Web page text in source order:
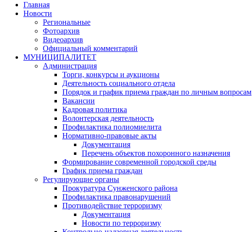
Главная
Новости
Региональные
Фотоархив
Видеоархив
Официальный комментарий
МУНИЦИПАЛИТЕТ
Администрация
Торги, конкурсы и аукционы
Деятельность социального отдела
Порядок и график приема граждан по личным вопросам
Вакансии
Кадровая политика
Волонтерская деятельность
Профилактика полиомиелита
Нормативно-правовые акты
Документация
Перечень объектов похоронного назначения
Формирование современной городской среды
График приема граждан
Регулирующие органы
Прокуратура Сунженского района
Профилактика правонарушений
Противодействие терроризму
Документация
Новости по терроризму